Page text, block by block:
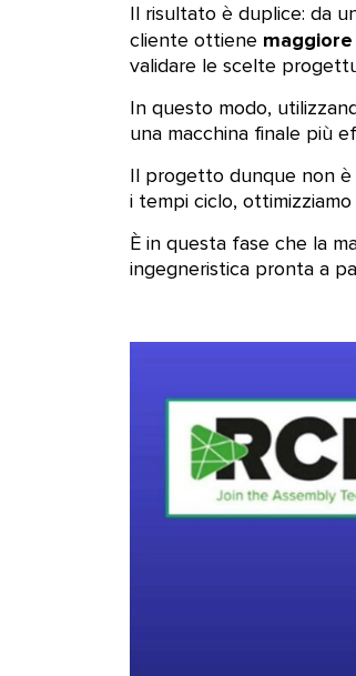
Il risultato è duplice: da
cliente ottiene
validare le scelte
In questo modo,
una macchina finale più
Il progetto dunque non
i tempi ciclo,
È in questa fase che la
ingegneristica pronta a